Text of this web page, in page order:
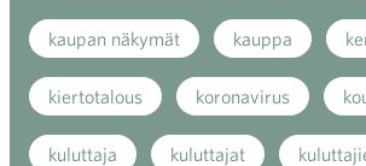
kaupan näkymät kauppa
kiertotalous koronavirus
kuluttaja kuluttajat